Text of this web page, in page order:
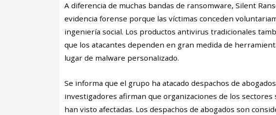
A diferencia de muchas bandas de ransomware, Silent
evidencia forense porque las víctimas conceden
ingeniería social. Los productos antivirus tradicionales
que los atacantes dependen en gran medida de
lugar de malware personalizado.
Se informa que el grupo ha atacado despachos de
investigadores afirman que organizaciones de los
han visto afectadas. Los despachos de abogados son